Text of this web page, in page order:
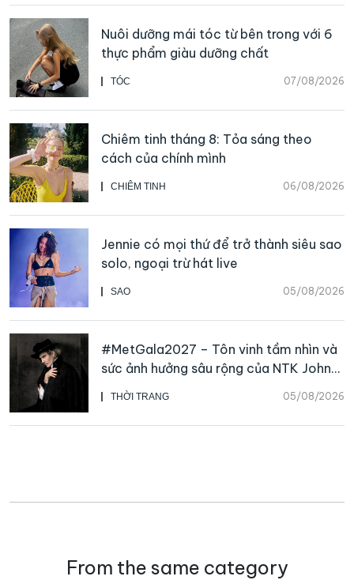
TÓC 07/08/2026
Nuôi dưỡng mái tóc từ bên trong với 6
thực phẩm giàu dưỡng chất
CHIÊM TINH 06/08/2026
Chiêm tinh tháng 8: Tỏa sáng theo
cách của chính mình
SAO 05/08/2026
Jennie có mọi thứ để trở thành siêu sao
solo, ngoại trừ hát live
THỜI TRANG 05/08/2026
#MetGala2027 – Tôn vinh tầm nhìn và
sức ảnh hưởng sâu rộng của NTK John
Galliano
From the same category